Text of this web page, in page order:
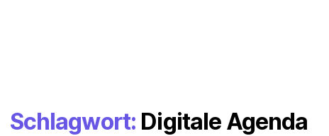
Schlagwort: Digitale Agenda